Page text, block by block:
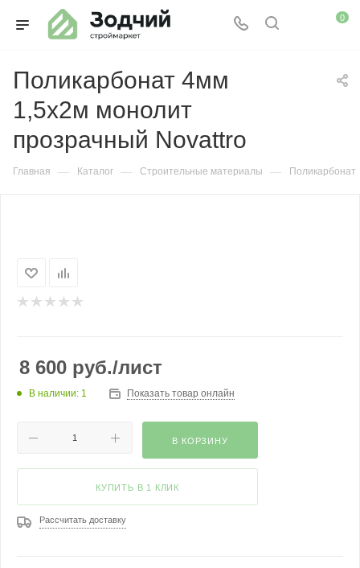
0
Поликарбонат 4мм
1,5х2м монолит
прозрачный Novattro
Главная — Каталог — Строительные материалы — Поликарбонат
8 600 руб./лист
В наличии: 1 Показать товар онлайн
В КОРЗИНУ
КУПИТЬ В 1 КЛИК
Рассчитать доставку